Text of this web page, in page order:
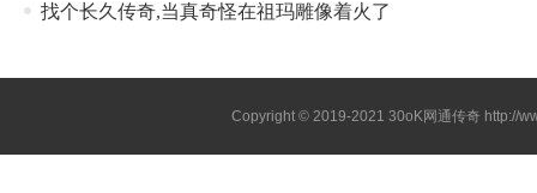
找个长久传奇,当真奇怪在祖玛雕像着火了
Copyright © 2019-202130oK网通传奇 http://